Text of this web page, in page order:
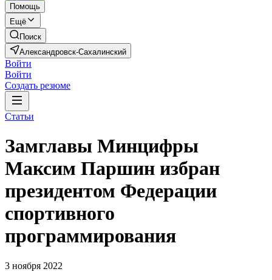
Помощь
Ещё
Поиск
Александровск-Сахалинский
Войти
Войти
Создать резюме
Статьи
Замглавы Минцифры
Максим Паршин избран
президентом Федерации
спортивного
программирования
3 ноября 2022